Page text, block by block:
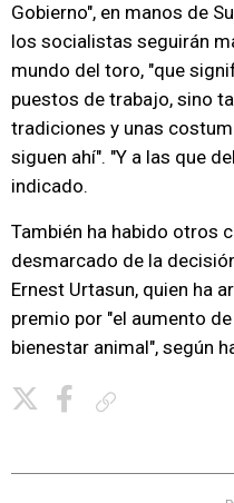
Gobierno", en manos de
los socialistas seguirán
mundo del toro, "que
puestos de trabajo, sino
tradiciones y unas
siguen ahí". "Y a las que
indicado.
También ha habido otros
desmarcado de la
Ernest Urtasun, quien ha
premio por "el aumento
bienestar animal", según